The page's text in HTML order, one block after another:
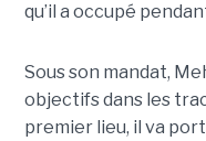
qu’il a occupé
Sous son mandat,
objectifs dans les
premier lieu, il va